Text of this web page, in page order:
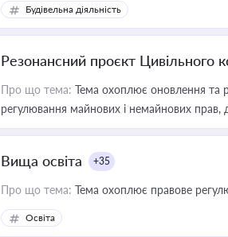
Будівельна діяльність
Резонансний проєкт Цивільного
Про що тема: Тема охоплює оновлення та
регулювання майнових і немайнових прав,
Вища освіта +35
Про що тема: Тема охоплює правове
Освіта